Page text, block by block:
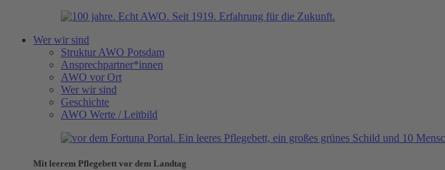
Wer wir sind
Struktur AWO Potsdam
Ansprechpartner*innen
AWO vor Ort
Wer wir sind
Geschichte
AWO Werte / Leitbild
Mit leerem Pflegebett vor dem Landtag